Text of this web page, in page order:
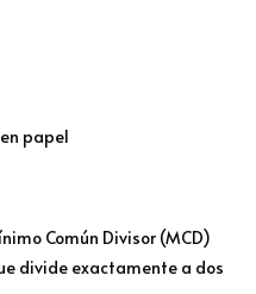
papel
Común Divisor (MCD)
divide exactamente a dos